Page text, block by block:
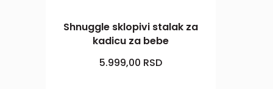
Shnuggle sklopivi stalak za
kadicu za bebe
5.999,00 RSD